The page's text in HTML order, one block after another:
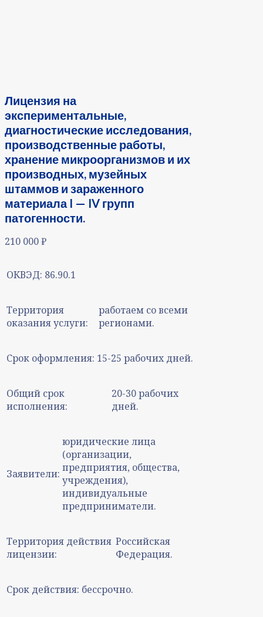
Лицензия на
экспериментальные,
диагностические исследования,
производственные работы,
хранение микроорганизмов и их
производных, музейных
штаммов и зараженного
материала I — IV групп
патогенности.
210 000₽
ОКВЭД: 86.90.1
Территория
оказания услуги:
работаем со всеми
регионами.
Срок оформления: 15-25 рабочих дней.
Общий срок
исполнения:
20-30 рабочих
дней.
Заявители:
юридические лица
(организации,
предприятия, общества,
учреждения),
индивидуальные
предприниматели.
Территория действия
лицензии:
Российская
Федерация.
Срок действия: бессрочно.